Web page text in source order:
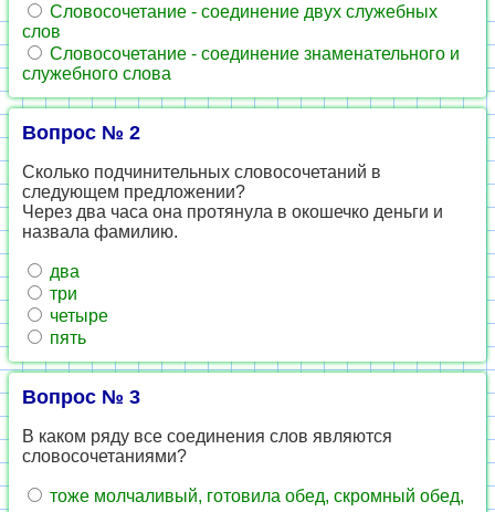
Словосочетание - соединение двух служебных
слов
Словосочетание - соединение знаменательного и
служебного слова
Вопрос № 2
Сколько подчинительных словосочетаний в
следующем предложении?
Через два часа она протянула в окошечко деньги и
назвала фамилию.
два
три
четыре
пять
Вопрос № 3
В каком ряду все соединения слов являются
словосочетаниями?
тоже молчаливый, готовила обед, скромный обед,